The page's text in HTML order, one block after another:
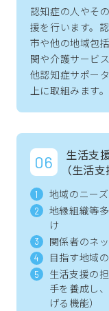
認知症の人やそ
援を行います。
市や他の地域包
関や介護サービ
他認知症サポー
上に取組みます。
生活支
（生活
地域のニー
地縁組織等
け
関係者のネ
目指す地域
生活支援の
手を養成し
げる機能）